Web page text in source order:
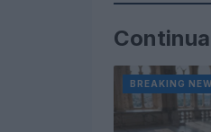
BREAKING